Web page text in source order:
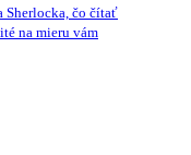
Sherlocka, čo čítať
na mieru vám